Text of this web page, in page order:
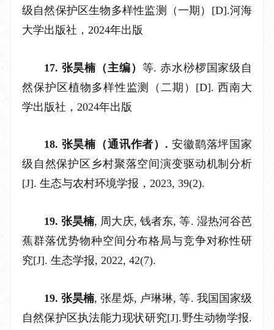
级自然保护区生物多样性监测（一期）[D].河海
大学出版社，2024年出版
17. 张昊楠（主编） 等. 赤水桫椤国家级自
然保护区植物多样性监测（二期）[D]. 西南大
学出版社，2024年出版
18. 张昊楠 （通讯作者）. 安徽鹞落坪 国家
级 自然保护区乡村聚落空间演变驱动机制分析
[J]. 生态与农村环境学报，2023, 39(2).
19. 张昊楠, 周大庆, 钱者东, 等. 湿热河谷芭
蕉群落优势物种空间分布格局与竞争对称性研
究[J]. 生态学报, 2022, 42(7).
19. 张昊楠, 张星烁, 卢琳琳, 等. 我国国家级
自然保护区执法能力现状研究[J].野生动物学报.